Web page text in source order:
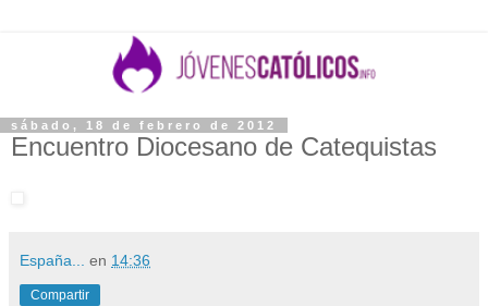
sábado, 18 de febrero de 2012
Encuentro Diocesano de Catequistas
España... en 14:36
Compartir